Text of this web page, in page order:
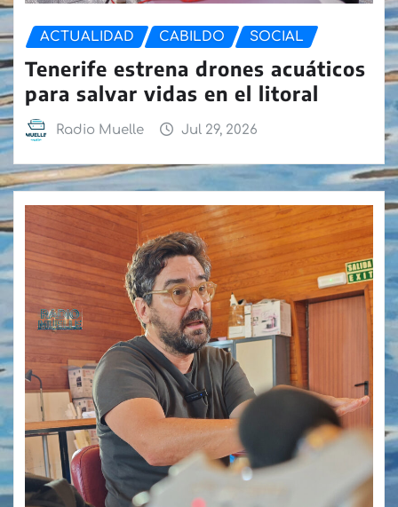
ACTUALIDAD CABILDO SOCIAL
Tenerife estrena drones acuáticos
para salvar vidas en el litoral
Radio Muelle Jul 29, 2026